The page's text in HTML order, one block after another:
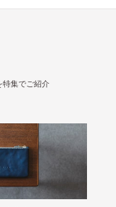
特集でご紹介